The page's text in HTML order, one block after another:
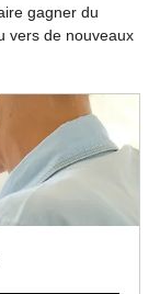
gagner du
vers de nouveaux